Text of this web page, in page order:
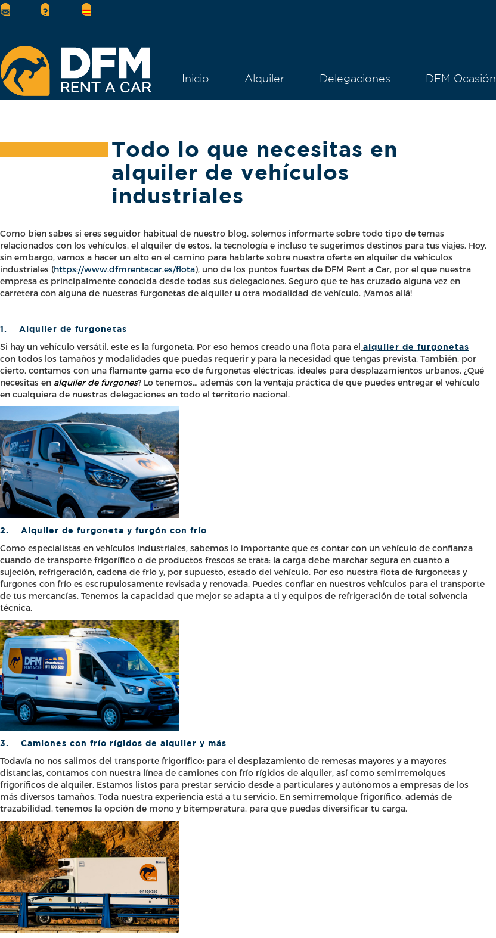
Inicio Alquiler Delegaciones DFM Ocasión
Todo lo que necesitas en
alquiler de vehículos
industriales
Como bien sabes si eres seguidor habitual de nuestro blog, solemos informarte sobre todo tipo de temas
relacionados con los vehículos, el alquiler de estos, la tecnología e incluso te sugerimos destinos para tus viajes. Hoy,
sin embargo, vamos a hacer un alto en el camino para hablarte sobre nuestra oferta en alquiler de vehículos
industriales (https://www.dfmrentacar.es/flota), uno de los puntos fuertes de DFM Rent a Car, por el que nuestra
empresa es principalmente conocida desde todas sus delegaciones. Seguro que te has cruzado alguna vez en
carretera con alguna de nuestras furgonetas de alquiler u otra modalidad de vehículo. ¡Vamos allá!
1. Alquiler de furgonetas
Si hay un vehículo versátil, este es la furgoneta. Por eso hemos creado una flota para el alquiler de furgonetas
con todos los tamaños y modalidades que puedas requerir y para la necesidad que tengas prevista. También, por
cierto, contamos con una flamante gama eco de furgonetas eléctricas, ideales para desplazamientos urbanos. ¿Qué
necesitas en alquiler de furgones? Lo tenemos… además con la ventaja práctica de que puedes entregar el vehículo
en cualquiera de nuestras delegaciones en todo el territorio nacional.
2. Alquiler de furgoneta y furgón con frío
Como especialistas en vehículos industriales, sabemos lo importante que es contar con un vehículo de confianza
cuando de transporte frigorífico o de productos frescos se trata: la carga debe marchar segura en cuanto a
sujeción, refrigeración, cadena de frío y, por supuesto, estado del vehículo. Por eso nuestra flota de furgonetas y
furgones con frío es escrupulosamente revisada y renovada. Puedes confiar en nuestros vehículos para el transporte
de tus mercancías. Tenemos la capacidad que mejor se adapta a ti y equipos de refrigeración de total solvencia
técnica.
3. Camiones con frío rígidos de alquiler y más
Todavía no nos salimos del transporte frigorífico: para el desplazamiento de remesas mayores y a mayores
distancias, contamos con nuestra línea de camiones con frío rígidos de alquiler, así como semirremolques
frigoríficos de alquiler. Estamos listos para prestar servicio desde a particulares y autónomos a empresas de los
más diversos tamaños. Toda nuestra experiencia está a tu servicio. En semirremolque frigorífico, además de
trazabilidad, tenemos la opción de mono y bitemperatura, para que puedas diversificar tu carga.